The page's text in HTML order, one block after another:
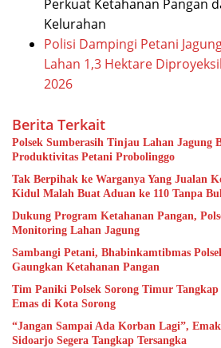
Perkuat Ketahanan Pangan
Kelurahan
Polisi Dampingi Petani
Lahan 1,3 Hektare
2026
Berita Terkait
Polsek Sumberasih Tinjau Lahan Jagung
Produktivitas Petani Probolinggo
Tak Berpihak ke Warganya Yang Jualan
Kidul Malah Buat Aduan ke 110 Tanpa
Dukung Program Ketahanan Pangan,
Monitoring Lahan Jagung
Sambangi Petani, Bhabinkamtibmas
Gaungkan Ketahanan Pangan
Tim Paniki Polsek Sorong Timur Tangkap
Emas di Kota Sorong
“Jangan Sampai Ada Korban Lagi”,
Sidoarjo Segera Tangkap Tersangka